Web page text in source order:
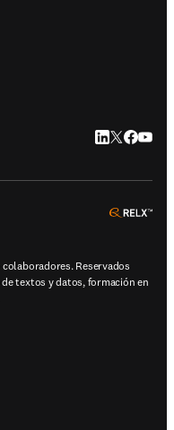
LinkedIn se
Twitter se
Reservados
textos y datos, formación en